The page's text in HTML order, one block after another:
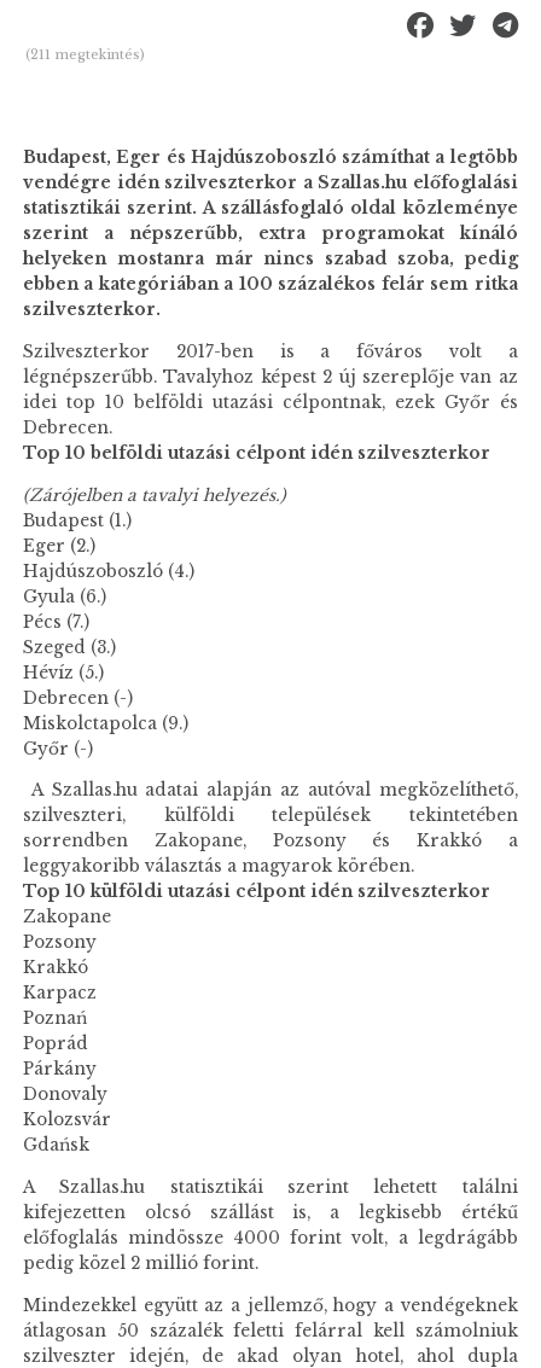
(211 megtekintés)
Budapest, Eger és Hajdúszoboszló számíthat a legtöbb
vendégre idén szilveszterkor a Szallas.hu előfoglalási
statisztikái szerint. A szállásfoglaló oldal közleménye
szerint a népszerűbb, extra programokat kínáló
helyeken mostanra már nincs szabad szoba, pedig
ebben a kategóriában a 100 százalékos felár sem ritka
szilveszterkor.
Szilveszterkor 2017-ben is a főváros volt a
légnépszerűbb. Tavalyhoz képest 2 új szereplője van az
idei top 10 belföldi utazási célpontnak, ezek Győr és
Debrecen.
Top 10 belföldi utazási célpont idén szilveszterkor
(Zárójelben a tavalyi helyezés.)
Budapest (1.)
Eger (2.)
Hajdúszoboszló (4.)
Gyula (6.)
Pécs (7.)
Szeged (3.)
Hévíz (5.)
Debrecen (-)
Miskolctapolca (9.)
Győr (-)
A Szallas.hu adatai alapján az autóval megközelíthető,
szilveszteri, külföldi települések tekintetében
sorrendben Zakopane, Pozsony és Krakkó a
leggyakoribb választás a magyarok körében.
Top 10 külföldi utazási célpont idén szilveszterkor
Zakopane
Pozsony
Krakkó
Karpacz
Poznań
Poprád
Párkány
Donovaly
Kolozsvár
Gdańsk
A Szallas.hu statisztikái szerint lehetett találni
kifejezetten olcsó szállást is, a legkisebb értékű
előfoglalás mindössze 4000 forint volt, a legdrágább
pedig közel 2 millió forint.
Mindezekkel együtt az a jellemző, hogy a vendégeknek
átlagosan 50 százalék feletti felárral kell számolniuk
szilveszter idején, de akad olyan hotel, ahol dupla